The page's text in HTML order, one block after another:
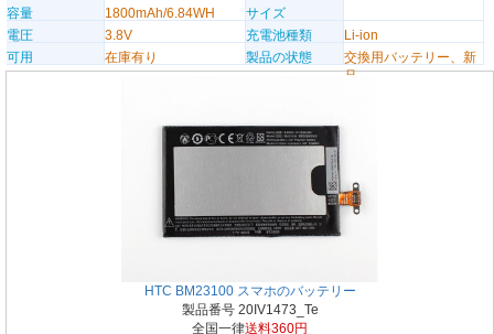
容量
1800mAh/6.84WH
サイズ
電圧
3.8V 充電池種類
Li-ion
可用
在庫有り 製品の状態
交換用バッテリー、新
品
HTC BM23100 スマホのバッテリー
製品番号 20IV1473_Te
全国一律送料360円